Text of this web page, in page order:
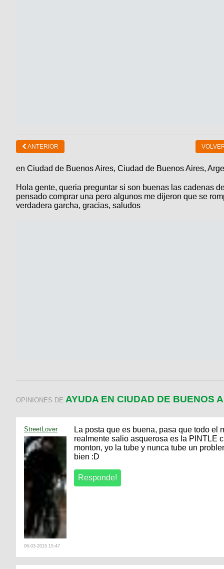
ANTERIOR
en Ciudad de Buenos Aires, Ciudad de Buenos Aires,
Hola gente, queria preguntar si son buenas las cadenas
pensado comprar una pero algunos me dijeron que se
verdadera garcha, gracias, saludos
OPINIONES DE AYUDA EN CIUDAD DE BUENOS
StreetLover
06-03-2015 15:47
La posta que es buena, pasa que todo el
realmente salio asquerosa es la PINTLE
monton, yo la tube y nunca tube un
bien :D